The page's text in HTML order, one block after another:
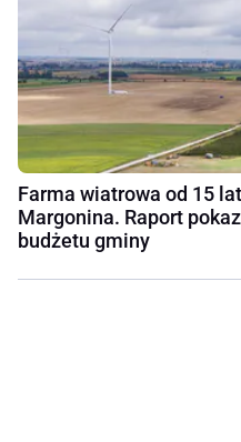
Farma wiatrowa od 15
Margonina. Raport
budżetu gminy